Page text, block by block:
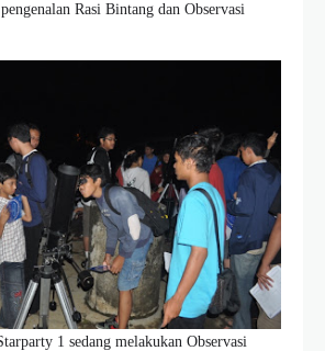
Rasi Bintang dan Observasi
1 sedang melakukan Observasi